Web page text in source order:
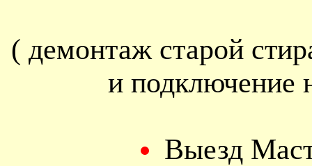
( демонтаж старой
и подключение
Выезд